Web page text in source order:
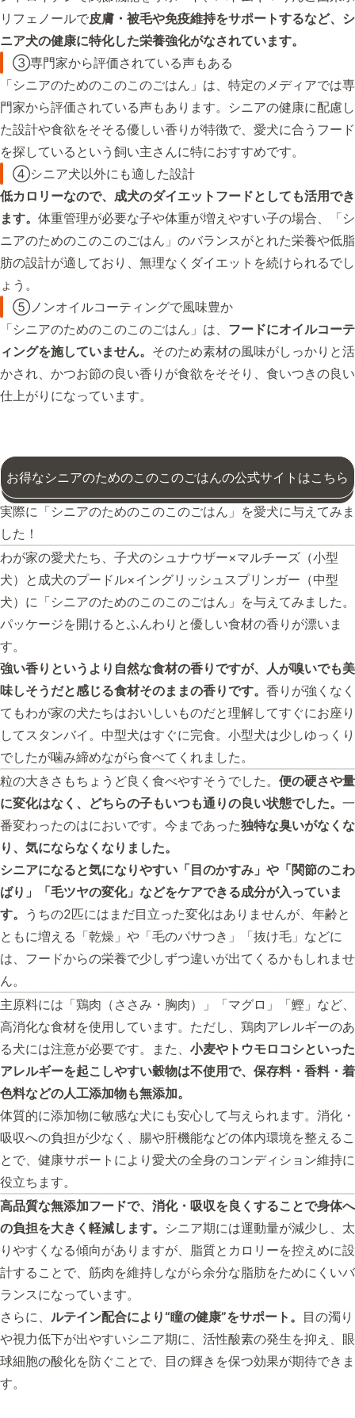
リフェノールで皮膚・被毛や免疫維持をサポートするなど、シ
ニア犬の健康に特化した栄養強化がなされています。
③専門家から評価されている声もある
「シニアのためのこのこのごはん」は、特定のメディアでは専
門家から評価されている声もあります。シニアの健康に配慮し
た設計や食欲をそそる優しい香りが特徴で、愛犬に合うフード
を探しているという飼い主さんに特におすすめです。
④シニア犬以外にも適した設計
低カロリーなので、成犬のダイエットフードとしても活用でき
ます。 体重管理が必要な子や体重が増えやすい子の場合、「シ
ニアのためのこのこのごはん」のバランスがとれた栄養や低脂
肪の設計が適しており、無理なくダイエットを続けられるでし
ょう。
⑤ノンオイルコーティングで風味豊か
「シニアのためのこのこのごはん」は、 フードにオイルコーテ
ィングを施していません。 そのため素材の風味がしっかりと活
かされ、かつお節の良い香りが食欲をそそり、食いつきの良い
仕上がりになっています。
お得なシニアのためのこのこのごはんの公式サイトはこちら
実際に「シニアのためのこのこのごはん」を愛犬に与えてみま
した！
わが家の愛犬たち、子犬のシュナウザー×マルチーズ（小型
犬）と成犬のプードル×イングリッシュスプリンガー（中型
犬）に「シニアのためのこのこのごはん」を与えてみました。
パッケージを開けるとふんわりと優しい食材の香りが漂いま
す。
強い香りというより自然な食材の香りですが、人が嗅いでも美
味しそうだと感じる食材そのままの香りです。 香りが強くなく
てもわが家の犬たちはおいしいものだと理解してすぐにお座り
してスタンバイ。中型犬はすぐに完食。小型犬は少しゆっくり
でしたが噛み締めながら食べてくれました。
粒の大きさもちょうど良く食べやすそうでした。 便の硬さや量
に変化はなく、どちらの子もいつも通りの良い状態でした。 一
番変わったのはにおいです。今まであった独特な臭いがなくな
り、気にならなくなりました。
シニアになると気になりやすい「目のかすみ」や「関節のこわ
ばり」「毛ツヤの変化」などをケアできる成分が入っていま
す。
うちの2匹にはまだ目立った変化はありませんが、年齢と
ともに増える「乾燥」や「毛のパサつき」「抜け毛」などに
は、フードからの栄養で少しずつ違いが出てくるかもしれませ
ん。
主原料には「鶏肉（ささみ・胸肉）」「マグロ」「鰹」など、
高消化な食材を使用しています。ただし、鶏肉アレルギーのあ
る犬には注意が必要です。また、 小麦やトウモロコシといった
アレルギーを起こしやすい穀物は不使用で、保存料・香料・着
色料などの人工添加物も無添加。
体質的に添加物に敏感な犬にも安心して与えられます。消化・
吸収への負担が少なく、腸や肝機能などの体内環境を整えるこ
とで、健康サポートにより愛犬の全身のコンディション維持に
役立ちます。
高品質な無添加フードで、消化・吸収を良くすることで身体へ
の負担を大きく軽減します。 シニア期には運動量が減少し、太
りやすくなる傾向がありますが、脂質とカロリーを控えめに設
計することで、筋肉を維持しながら余分な脂肪をためにくいバ
ランスになっています。
さらに、 ルテイン配合により“瞳の健康”をサポート。 目の濁り
や視力低下が出やすいシニア期に、活性酸素の発生を抑え、眼
球細胞の酸化を防ぐことで、目の輝きを保つ効果が期待できま
す。